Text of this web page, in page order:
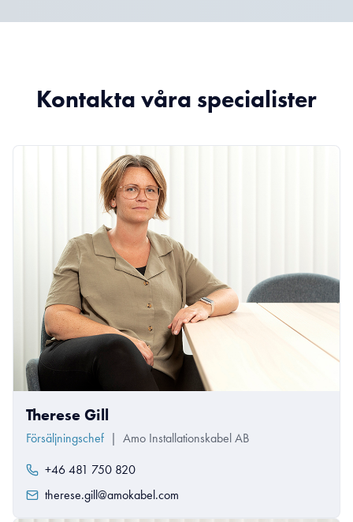
Kontakta våra specialister
Therese Gill
Försäljningschef | Amo Installationskabel AB
+46 481 750 820
therese.gill@amokabel.com